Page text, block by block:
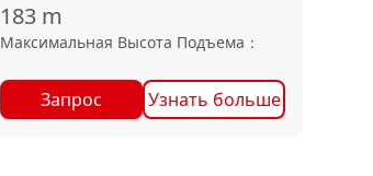
183 m
Максимальная Высота Подъема ：
Запрос Узнать больше